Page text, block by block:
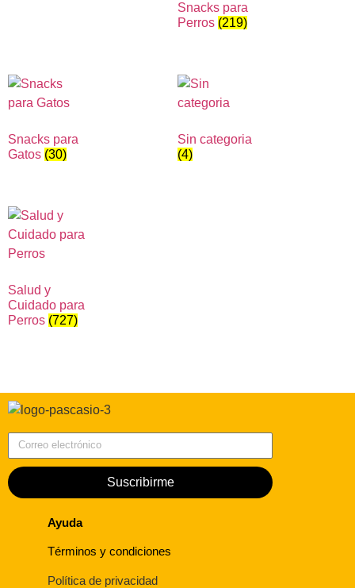
Snacks para
Perros (219)
Snacks para
Gatos (30)
Sin categoria
(4)
Salud y
Cuidado para
Perros (727)
Suscribirme
Ayuda
Términos y condiciones
Política de privacidad